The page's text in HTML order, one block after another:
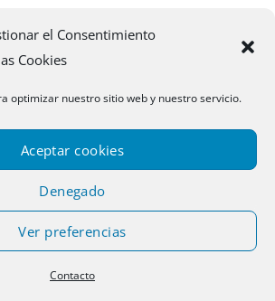
el Consentimiento
Cookies
optimizar nuestro sitio web y nuestro servicio.
Aceptar cookies
Denegado
Ver preferencias
Contacto
518
Designed by Publispace